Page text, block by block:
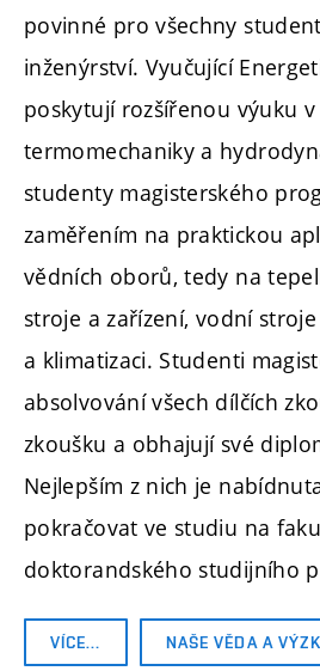
povinné pro všechny
inženýrství. Vyučující
poskytují rozšířenou výuku
termomechaniky a
studenty magisterského
zaměřením na praktickou
vědních oborů, tedy na
stroje a zařízení, vodní
a klimatizaci. Studenti
absolvování všech dílčích
zkoušku a obhajují své
Nejlepším z nich je
pokračovat ve studiu na
doktorandského studijního
VÍCE… NAŠE VĚDA A